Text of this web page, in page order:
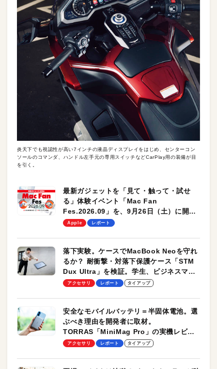
炎天下でも視認性が高い7インチの液晶ディスプレイをはじめ、センターコン
ソールのコマンダ、ハンドル左手元の専用スイッチなどCarPlay用の装備が目
を引く。
最新ガジェットを「見て・触って・試せ
る」体験イベント「Mac Fan
Fes.2026.09」を、9月26日（土）に開催
します！
Apple レポート
落下実験。ケースでMacBook Neoを守れ
るか？ 耐衝撃・対落下保護ケース「STM
Dux Ultra」を検証。学生、ビジネスマン
のモバイルユースに最適！
アクセサリ レポート タイアップ
安全なモバイルバッテリ＝半固体電池。選
ぶべき理由を開発者に取材。
TORRAS「MiniMag Pro」の実機レビュ
ーも
アクセサリ レポート タイアップ